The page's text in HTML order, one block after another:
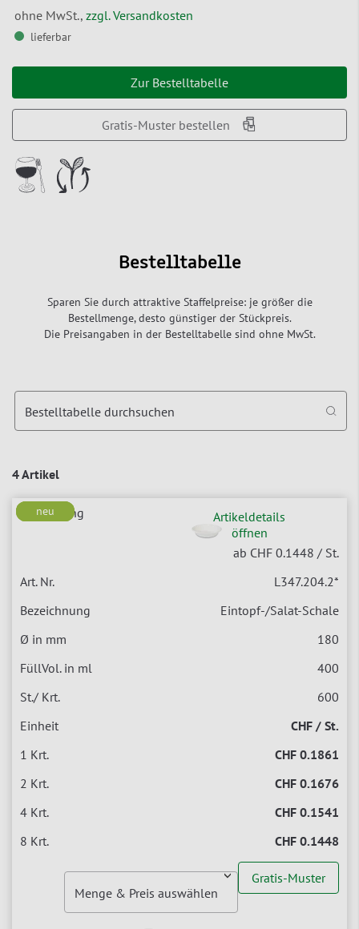
ohne MwSt., zzgl. Versandkosten
lieferbar
Zur Bestelltabelle
Gratis-Muster bestellen
Bestelltabelle
Sparen Sie durch attraktive Staffelpreise: je größer die
Bestellmenge, desto günstiger der Stückpreis.
Die Preisangaben in der Bestelltabelle sind ohne MwSt.
4 Artikel
Bestelltabelle durchsuchen
neu
Artikeldetails
öffnen
ab CHF 0.1448 / St.
L347.204.2*
Eintopf-/Salat-Schale
180
400
600
CHF / St.
CHF 0.1861
CHF 0.1676
CHF 0.1541
CHF 0.1448
Gratis-Muster
neu
neu